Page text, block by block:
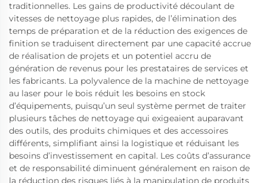
traditionnelles. Les gains de productivité découlant de
vitesses de nettoyage plus rapides, de l’élimination des
temps de préparation et de la réduction des exigences de
finition se traduisent directement par une capacité accrue
de réalisation de projets et un potentiel accru de
génération de revenus pour les prestataires de services et
les fabricants. La polyvalence de la machine de nettoyage
au laser pour le bois réduit les besoins en stock
d’équipements, puisqu’un seul système permet de traiter
plusieurs tâches de nettoyage qui exigeaient auparavant
des outils, des produits chimiques et des accessoires
différents, simplifiant ainsi la logistique et réduisant les
besoins d’investissement en capital. Les coûts d’assurance
et de responsabilité diminuent généralement en raison de
la réduction des risques liés à la manipulation de produits